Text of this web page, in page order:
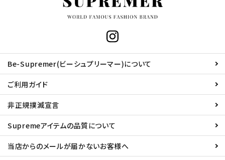
Be-Supremer(ビーシュプリーマー)について
ご利用ガイド
非正規撲滅宣言
Supremeアイテムの品質について
当店からのメールが届かないお客様へ